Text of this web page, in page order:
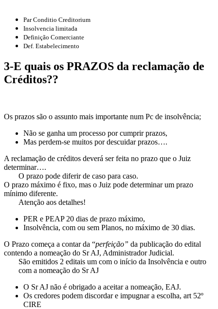
Par Conditio Creditorium
Insolvencia limitada
Definição Comerciante
Def. Estabelecimento
3-E quais os PRAZOS da reclamação de
Créditos??
Os prazos são o assunto mais importante num Pc de insolvência;
Não se ganha um processo por cumprir prazos,
Mas perdem-se muitos por descuidar prazos….
A reclamação de créditos deverá ser feita no prazo que o Juiz
determinar….
O prazo pode diferir de caso para caso.
O prazo máximo é fixo, mas o Juiz pode determinar um prazo
mínimo diferente.
Atenção aos detalhes!
PER e PEAP 20 dias de prazo máximo,
Insolvência, com ou sem Planos, no máximo de 30 dias.
O Prazo começa a contar da “perfeição” da publicação do edital
contendo a nomeação do Sr AJ, Administrador Judicial.
São emitidos 2 editais um com o início da Insolvência e outro
com a nomeação do Sr AJ
O Sr AJ não é obrigado a aceitar a nomeação, EAJ.
Os credores podem discordar e impugnar a escolha, art 52º
CIRE